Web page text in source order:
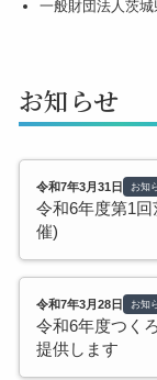
一般財団法人茨城
お知らせ
令和7年3月31日 お知
令和6年度第1
催)
令和7年3月28日 お知
令和6年度つく
提供します